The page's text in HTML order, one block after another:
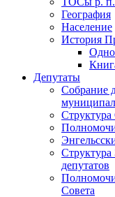
География
Население
История
Депутаты
Собрание
Структура
депутатов
Совета